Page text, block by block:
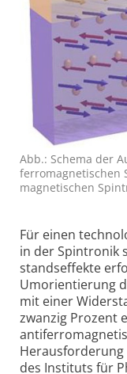
Abb.: Schema der
ferro­magnetischen
magnetischen
Für einen
in der Spintronik
standseffekte
Umorientierung
mit einer
zwanzig Prozent
des Instituts für